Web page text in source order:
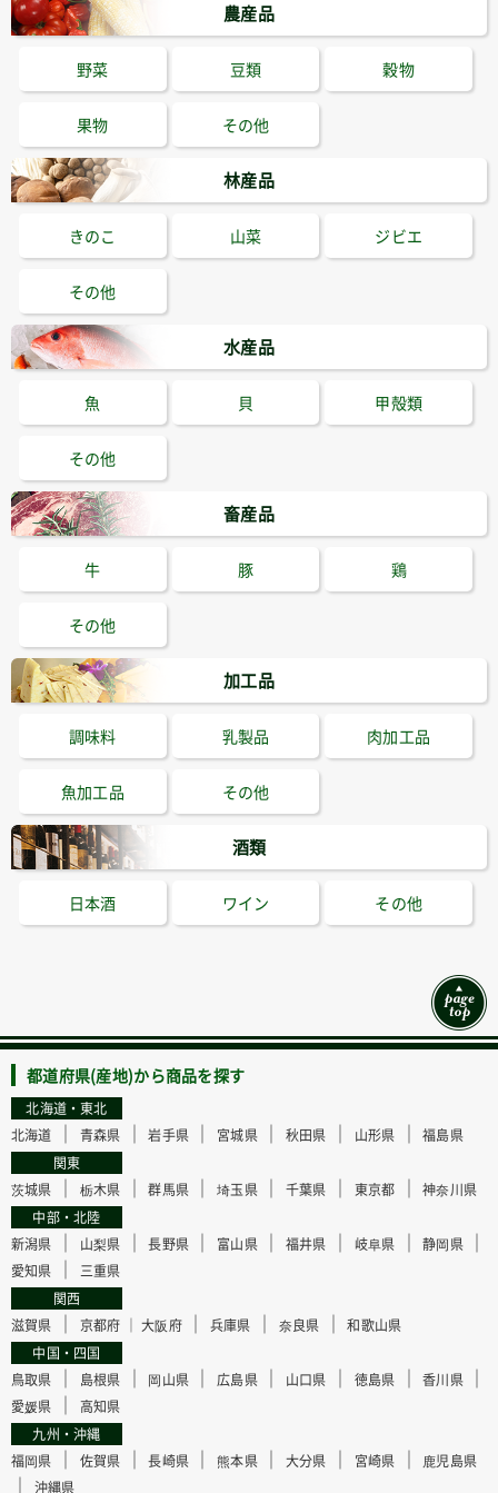
農産品
野菜 豆類 穀物
果物 その他
林産品
きのこ 山菜 ジビエ
その他
水産品
魚 貝 甲殻類
その他
畜産品
牛 豚 鶏
その他
加工品
調味料 乳製品 肉加工品
魚加工品 その他
酒類
日本酒 ワイン その他
都道府県(産地)から商品を探す
北海道・東北
北海道
｜ 青森県 ｜岩手県 ｜ 宮城県｜ 秋田県 ｜ 山形県 ｜福島県
関東
茨城県
｜ 栃木県 ｜群馬県 ｜埼玉県｜ 千葉県 ｜ 東京都 ｜神奈川県
中部・北陸
新潟県
｜ 山梨県 ｜長野県 ｜ 富山県｜ 福井県 ｜ 岐阜県 ｜静岡県｜
愛知県 ｜
三重県
関西
滋賀県
｜ 京都府 ｜大阪府｜ 兵庫県 ｜ 奈良県 ｜和歌山県
中国・四国
鳥取県
｜ 島根県 ｜ 岡山県 ｜広島県｜ 山口県 ｜ 徳島県 ｜香川県｜
愛媛県 ｜
高知県
九州・沖縄
福岡県
｜ 佐賀県 ｜長崎県 ｜熊本県｜ 大分県 ｜ 宮崎県 ｜ 鹿児島県
｜ 沖縄県